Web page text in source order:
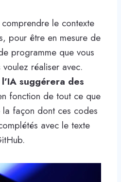
le contexte
pour être en mesure de
programme que vous
réaliser avec.
l’IA suggérera des
fonction de tout ce que
façon dont ces codes
avec le texte